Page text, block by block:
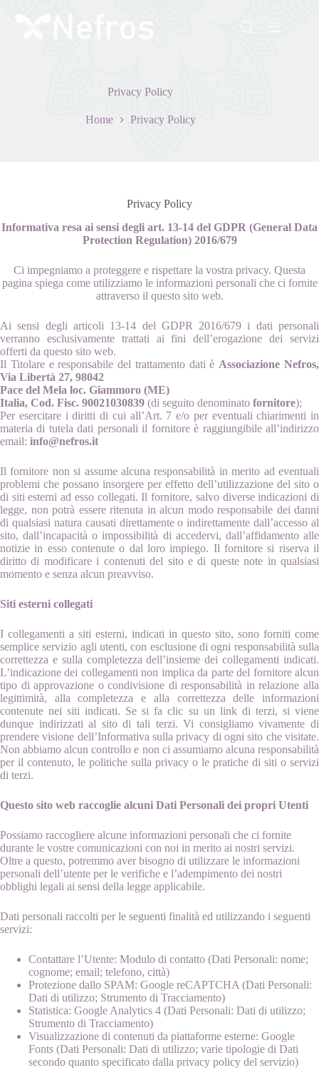
Privacy Policy
Home Privacy Policy
Privacy Policy
Informativa resa ai sensi degli art. 13-14 del GDPR (General Data
Protection Regulation) 2016/679
Ci impegniamo a proteggere e rispettare la vostra privacy. Questa
pagina spiega come utilizziamo le informazioni personali che ci fornite
attraverso il questo sito web.
Ai sensi degli articoli 13-14 del GDPR 2016/679 i dati personali
verranno esclusivamente trattati ai fini dell’erogazione dei servizi
offerti da questo sito web.
Il Titolare e responsabile del trattamento dati è Associazione Nefros,
Via Libertà 27, 98042
Pace del Mela loc. Giammoro (ME)
Italia, Cod. Fisc. 90021030839 (di seguito denominato fornitore);
Per esercitare i diritti di cui all’Art. 7 e/o per eventuali chiarimenti in
materia di tutela dati personali il fornitore è raggiungibile all’indirizzo
email: info@nefros.it
Il fornitore non si assume alcuna responsabilità in merito ad eventuali
problemi che possano insorgere per effetto dell’utilizzazione del sito o
di siti esterni ad esso collegati. Il fornitore, salvo diverse indicazioni di
legge, non potrà essere ritenuta in alcun modo responsabile dei danni
di qualsiasi natura causati direttamente o indirettamente dall’accesso al
sito, dall’incapacità o impossibilità di accedervi, dall’affidamento alle
notizie in esso contenute o dal loro impiego. Il fornitore si riserva il
diritto di modificare i contenuti del sito e di queste note in qualsiasi
momento e senza alcun preavviso.
Siti esterni collegati
I collegamenti a siti esterni, indicati in questo sito, sono forniti come
semplice servizio agli utenti, con esclusione di ogni responsabilità sulla
correttezza e sulla completezza dell’insieme dei collegamenti indicati.
L’indicazione dei collegamenti non implica da parte del fornitore alcun
tipo di approvazione o condivisione di responsabilità in relazione alla
legittimità, alla completezza e alla correttezza delle informazioni
contenute nei siti indicati. Se si fa clic su un link di terzi, si viene
dunque indirizzati al sito di tali terzi. Vi consigliamo vivamente di
prendere visione dell’Informativa sulla privacy di ogni sito che visitate.
Non abbiamo alcun controllo e non ci assumiamo alcuna responsabilità
per il contenuto, le politiche sulla privacy o le pratiche di siti o servizi
di terzi.
Questo sito web raccoglie alcuni Dati Personali dei propri Utenti
Possiamo raccogliere alcune informazioni personali che ci fornite
durante le vostre comunicazioni con noi in merito ai nostri servizi.
Oltre a questo, potremmo aver bisogno di utilizzare le informazioni
personali dell’utente per le verifiche e l’adempimento dei nostri
obblighi legali ai sensi della legge applicabile.
Dati personali raccolti per le seguenti finalità ed utilizzando i seguenti
servizi:
Contattare l’Utente: Modulo di contatto (Dati Personali: nome;
cognome; email; telefono, città)
Protezione dallo SPAM: Google reCAPTCHA (Dati Personali:
Dati di utilizzo; Strumento di Tracciamento)
Statistica: Google Analytics 4 (Dati Personali: Dati di utilizzo;
Strumento di Tracciamento)
Visualizzazione di contenuti da piattaforme esterne: Google
Fonts (Dati Personali: Dati di utilizzo; varie tipologie di Dati
secondo quanto specificato dalla privacy policy del servizio)